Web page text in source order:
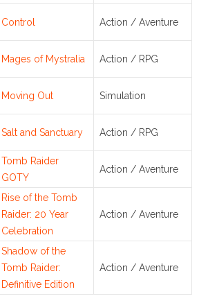
Control Action / Aventure
Mages of Mystralia Action / RPG
Moving Out Simulation
Salt and Sanctuary Action / RPG
Tomb Raider
GOTY
Action / Aventure
Rise of the Tomb
Raider: 20 Year
Celebration
Action / Aventure
Shadow of the
Tomb Raider:
Definitive Edition
Action / Aventure